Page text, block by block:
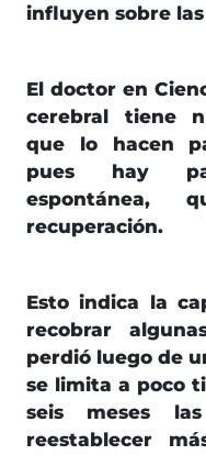
influyen sobre
El doctor en
cerebral tiene
que lo hacen
pues hay
espontánea,
recuperación.
Esto indica la
recobrar
perdió luego de
se limita a poco
seis meses
reestablecer